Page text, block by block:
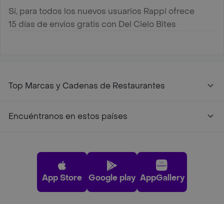
Sí, para todos los nuevos usuarios Rappi ofrece
15 días de envíos gratis con Del Cielo Bites
Top Marcas y Cadenas de Restaurantes
Encuéntranos en estos países
App Store Google play AppGallery